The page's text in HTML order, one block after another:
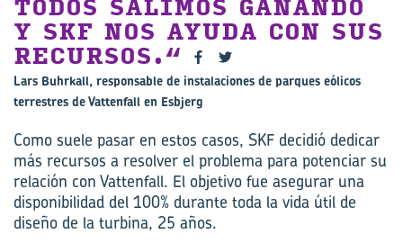
TODOS SALIMOS GANANDO
Y SKF NOS AYUDA CON SUS
RECURSOS.
Lars Buhrkall, responsable de instalaciones de parques eólicos
terrestres de Vattenfall en Esbjerg
Como suele pasar en estos casos, SKF decidió dedicar
más recursos a resolver el problema para potenciar su
relación con Vattenfall. El objetivo fue asegurar una
disponibilidad del 100% durante toda la vida útil de
diseño de la turbina, 25 años.